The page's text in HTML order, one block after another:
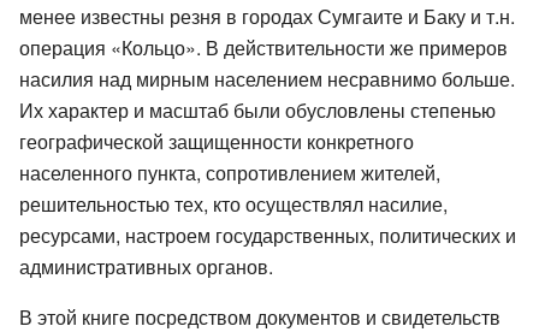
менее известны резня в городах Сумгаите и Баку и т.н.
операция «Кольцо». В действительности же примеров
насилия над мирным населением несравнимо больше.
Их характер и масштаб были обусловлены степенью
географической защищенности конкретного
населенного пункта, сопротивлением жителей,
решительностью тех, кто осуществлял насилие,
ресурсами, настроем государственных, политических и
административных органов.
В этой книге посредством документов и свидетельств